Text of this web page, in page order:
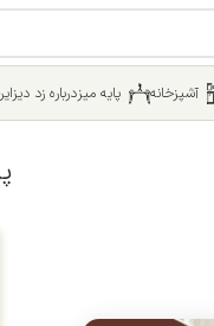
آشپزخانه پایه میزدرباره زد